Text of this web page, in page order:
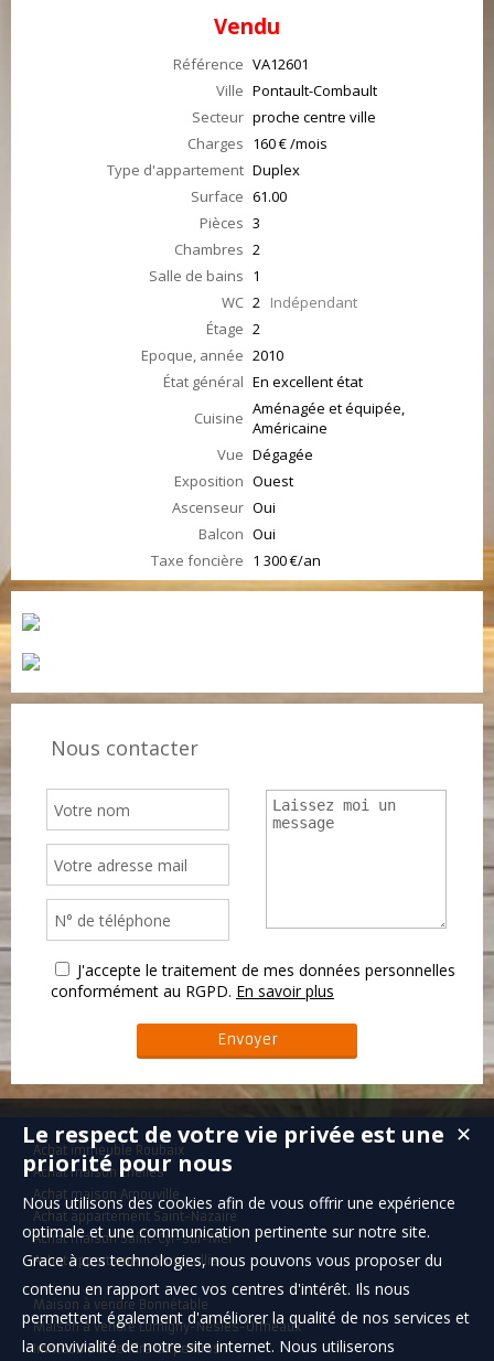
Vendu
Référence VA12601
Ville Pontault-Combault
Secteur proche centre ville
Charges 160 € /mois
Type d'appartement Duplex
Surface 61.00
Pièces 3
Chambres 2
Salle de bains 1
WC 2 Indépendant
Étage 2
Epoque, année 2010
État général En excellent état
Cuisine Aménagée et équipée,
Américaine
Vue Dégagée
Exposition Ouest
Ascenseur Oui
Balcon Oui
Taxe foncière 1 300 €/an
Nous contacter
J'accepte le traitement de mes données personnelles
conformément au RGPD. En savoir plus
Achat immeuble Roubaix
Achat maison Chelles
Achat maison Arnouville
Achat appartement Saint-Nazaire
Achat maison Saint-Cyr-sur-Mer
Achat appartement Montpellier
Maison à vendre Bonnétable
Maison à vendre Lumigny-Nesles-Ormeaux
Immeuble à vendre Carpentras
✕
Le respect de votre vie privée est une
priorité pour nous
Nous utilisons des cookies afin de vous offrir une expérience
optimale et une communication pertinente sur notre site.
Grace à ces technologies, nous pouvons vous proposer du
contenu en rapport avec vos centres d'intérêt. Ils nous
permettent également d'améliorer la qualité de nos services et
la convivialité de notre site internet. Nous utiliserons